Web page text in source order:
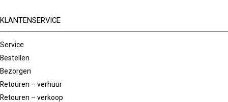
KLANTENSERVICE
Service
Bestellen
Bezorgen
Retouren – verhuur
Retouren – verkoop